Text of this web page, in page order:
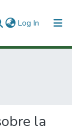
Log In (current)
la